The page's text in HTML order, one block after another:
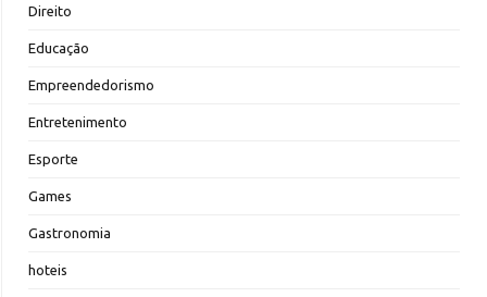
Direito
Educação
Empreendedorismo
Entretenimento
Esporte
Games
Gastronomia
hoteis